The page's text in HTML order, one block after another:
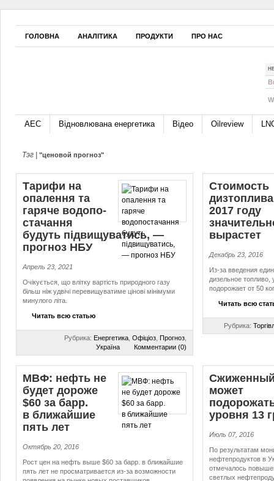
ГОЛОВНА АНАЛІТИКА ПРОДУКТИ ПРО НАС
АЕС Відновлювана енергетика Відео Oilreview
Тэг | "ценовой прогноз"
Тарифи на
опалення та
гаряче во­до­по­
ста­чан­ня
будуть підвищуватись, —
прогноз НБУ
Апрель 23, 2021
Очікується, що влітку вартість природного газу
більш ніж удвічі перевищуватиме цінові мінімуми
минулого літа.
Читать всю статью
Рубрика: Енергетика Офіціоз Прогноз
Україна
Комментарии (0)
Стоимость
2017 году
вырастет
Декабрь 23, 2016
Из-за введения
дизельное топливо,
подорожает от 50
Читать всю
Рубрика:
МВФ: нефть не
будет дороже
$60 за барр.
в ближайшие
пять лет
Октябрь 20, 2016
Рост цен на нефть выше $60 за барр. в ближайшие
пять лет не просматривается из-за возможности
Сжиженный
может
уровня 13
Июль 07, 2016
По результатам
нефтепродуктов в
отмечалось
светлых